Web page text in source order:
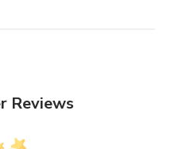
Reviews